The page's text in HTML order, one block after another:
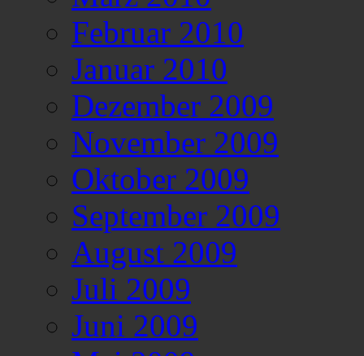
Februar 2010
Januar 2010
Dezember 2009
November 2009
Oktober 2009
September 2009
August 2009
Juli 2009
Juni 2009